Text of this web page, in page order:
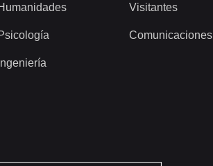
Ingeniería
Visitantes
Comunicaciones